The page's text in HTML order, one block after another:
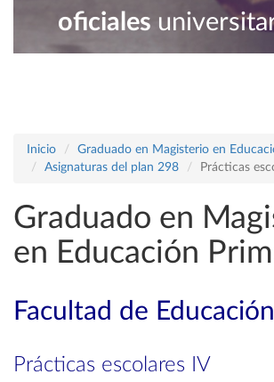
oficiales
Inicio
Graduado en Magisterio en
Asignaturas del plan 298
Prácticas
Graduado en
en Educación
Facultad de Educación
Prácticas escolares IV